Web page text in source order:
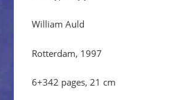
William Auld
Rotterdam, 1997
6+342 pages, 21 cm